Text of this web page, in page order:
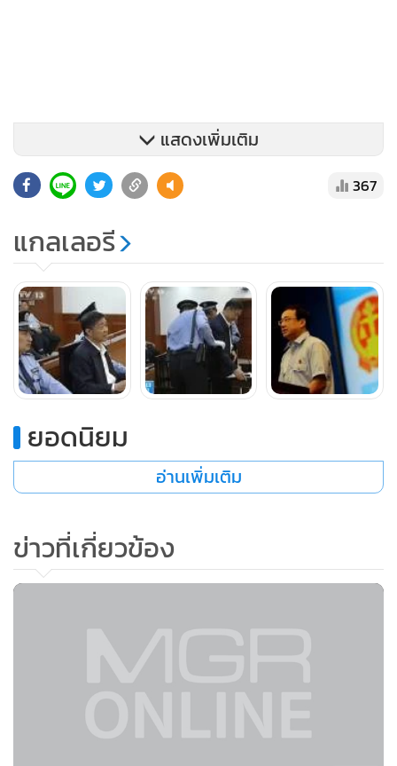
สำหรับ กู่ ซึ่งก็ได้ถูกนำตัวขึ้นพิจารณาคดีในความผิดฐานสังหาร
เฮย์วูด แล้วเช่นกัน ได้ถูกศาลลงโทษจำคุกตลอดชีวิตแต่รอ
ลงอาญาไว้ก่อน ภายหลังที่เธอรับสารภาพผิดต่อศาล
แสดงเพิ่มเติม
367
แกลเลอรี
ยอดนิยม
อ่านเพิ่มเติม
ข่าวที่เกี่ยวข้อง